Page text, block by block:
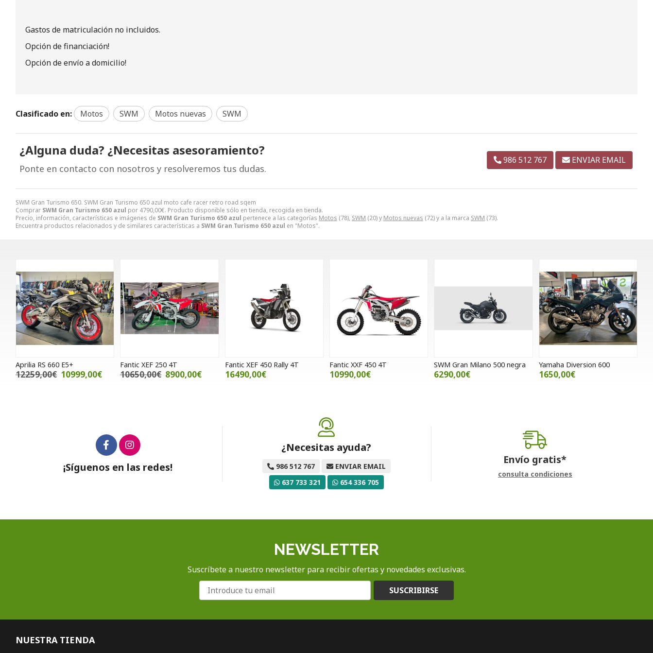
SWM Gran Turismo 650. SWM Gran Turismo 650 azul moto cafe racer retro road sqem
Comprar SWM Gran Turismo 650 azul por 4790,00€. Producto disponible sólo en tienda, recogida en tienda.
Precio, información, características e imágenes de SWM Gran Turismo 650 azul pertenece a las categorías Motos (78), SWM (20) y Motos nuevas (72) y a la marca SWM (73).
Encuentra productos relacionados y de similares características a SWM Gran Turismo 650 azul en "Motos".
Gastos de matriculación no incluidos.
Opción de financiación!
Opción de envío a domicilio!
Clasificado en: Motos SWM Motos nuevas SWM
¿Alguna duda? ¿Necesitas asesoramiento?
Ponte en contacto con nosotros y resolveremos tus dudas.
986 512 767 ENVIAR EMAIL
Aprilia RS 660 E5+
12259,00€ 10999,00€
Fantic XEF 250 4T
10650,00€ 8900,00€
Fantic XEF 450 Rally 4T
16490,00€
Fantic XXF 450 4T
10990,00€
SWM Gran Milano 500 negra
6290,00€
Yamaha Diversion 600
1650,00€
¡Síguenos en las redes!
¿Necesitas ayuda?
986 512 767
ENVIAR EMAIL
637 733 321
654 336 705
Envío gratis*
consulta condiciones
NEWSLETTER
Suscríbete a nuestro newsletter para recibir ofertas y novedades exclusivas.
SUSCRIBIRSE
NUESTRA TIENDA